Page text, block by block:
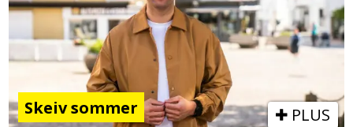
Skeiv sommer PLUS